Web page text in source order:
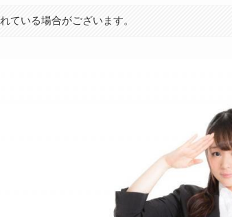
ている場合がございます。